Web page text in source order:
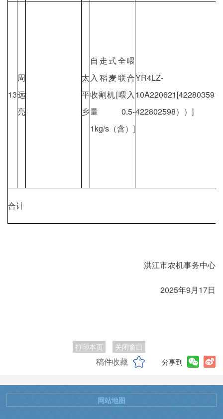
13
周
远
亮
太
平
乡
自走式全喂
入稻麦联合
收割机[喂入
量0.5-
1kg/s（含）]
YR4LZ-
10A220621[422803591
422802598））]
合计
洪江市农机事务中心
2025年9月17日
打印本页 关闭窗口
稿件收藏 分享到
网站地图